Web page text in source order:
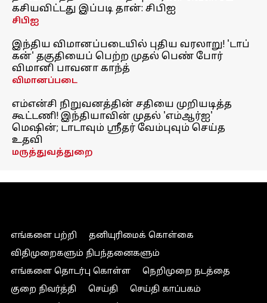
கசியவிட்டது இப்படி தான்: சிபிஐ
சிபிஐ
இந்திய விமானப்படையில் புதிய வரலாறு! 'டாப்
கன்' தகுதியைப் பெற்ற முதல் பெண் போர்
விமானி பாவனா காந்த்
விமானப்படை
எம்என்சி நிறுவனத்தின் சதியை முறியடித்த
கூட்டணி! இந்தியாவின் முதல் 'எம்ஆர்ஐ'
மெஷின்; டாடாவும் ஸ்ரீதர் வேம்புவும் செய்த
உதவி
மருத்துவத்துறை
எங்களை பற்றி
தனியுரிமைக் கொள்கை
விதிமுறைகளும் நிபந்தனைகளும்
எங்களை தொடர்பு கொள்ள
நெறிமுறை நடத்தை
குறை நிவர்த்தி
செய்தி
செய்தி காப்பகம்